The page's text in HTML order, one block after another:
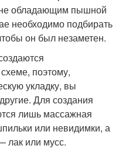
обладающим пышной
необходимо подбирать
он был незаметен.
поэтому,
укладку, вы
Для создания
лишь массажная
или невидимки, а
лак или мусс.